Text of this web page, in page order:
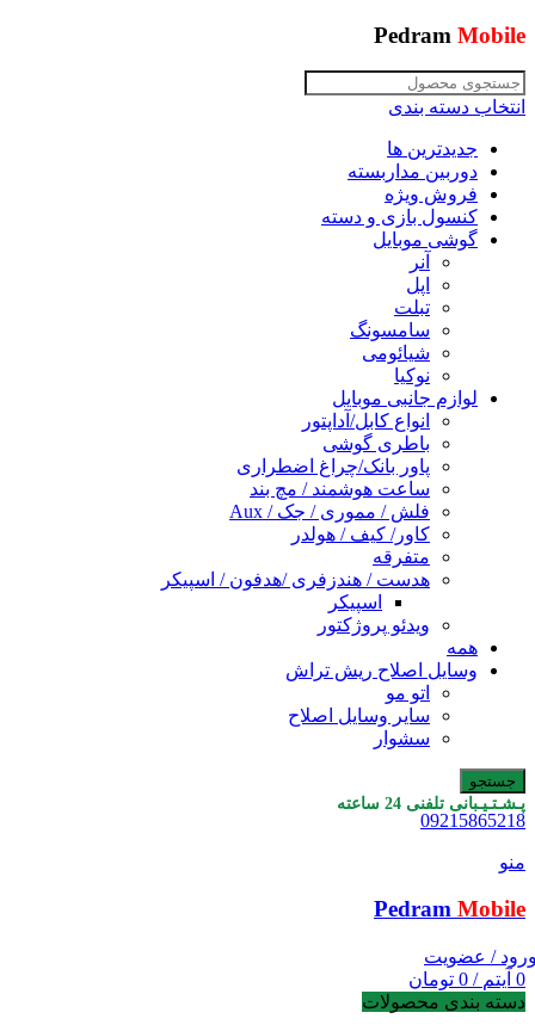
Pedram Mobile
انتخاب دسته بندی
جدیدترین ها
دوربین مداربسته
فروش ویژه
کنسول بازی و دسته
گوشی موبایل
آنر
اپل
تبلت
سامسونگ
شیائومی
نوکیا
لوازم جانبی موبایل
انواع کابل/آداپتور
باطری گوشی
پاور بانک/چراغ اضطراری
ساعت هوشمند / مچ بند
فلش / مموری / جک / Aux
کاور/ کیف / هولدر
متفرقه
هدست / هندزفری /هدفون / اسپیکر
اسپیکر
ویدئو پروژکتور
همه
وسایل اصلاح ریش تراش
اتو مو
سایر وسایل اصلاح
سشوار
جستجو
پـشـتـیـبانی تلفنی 24 ساعته
09215865218
منو
Pedram Mobile
/ عضویت
0 آیتم /
0 تومان
دسته بندی محصولات